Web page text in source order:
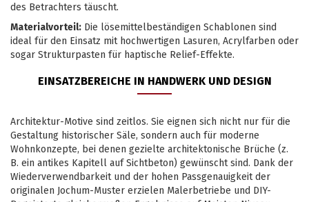
des Betrachters täuscht.
Materialvorteil: Die lösemittelbeständigen Schablonen sind
ideal für den Einsatz mit hochwertigen Lasuren, Acrylfarben oder
sogar Strukturpasten für haptische Relief-Effekte.
EINSATZBEREICHE IN HANDWERK UND DESIGN
Architektur-Motive sind zeitlos. Sie eignen sich nicht nur für die
Gestaltung historischer Säle, sondern auch für moderne
Wohnkonzepte, bei denen gezielte architektonische Brüche (z.
B. ein antikes Kapitell auf Sichtbeton) gewünscht sind. Dank der
Wiederverwendbarkeit und der hohen Passgenauigkeit der
originalen Jochum-Muster erzielen Malerbetriebe und DIY-